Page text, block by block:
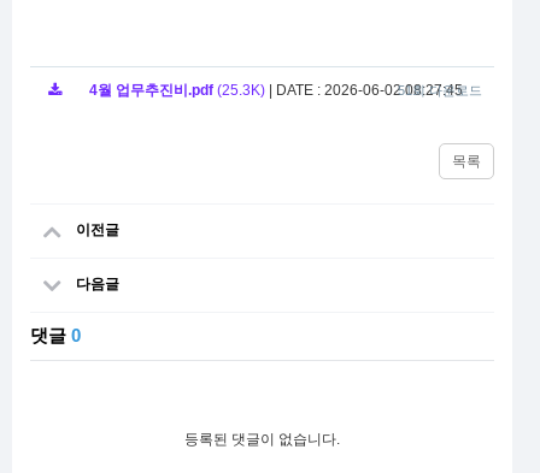
4월 업무추진비.pdf (25.3K) 51회 다운로드
DATE : 2026-06-02 08:27:45
목록
이전글
다음글
댓글 0
등록된 댓글이 없습니다.